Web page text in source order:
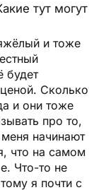
тут могут
и тоже
будет
Сколько
и они тоже
про то,
начинают
что на самом
Что-то не
я почти с